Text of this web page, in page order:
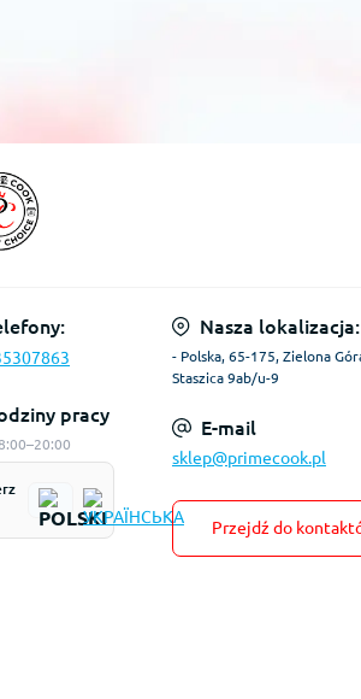
pracy
Nasza lokalizacja:
- Polska, 65-175, Zielona
Staszica 9ab/u-9
E-mail
sklep@primecook.pl
Przejdź do